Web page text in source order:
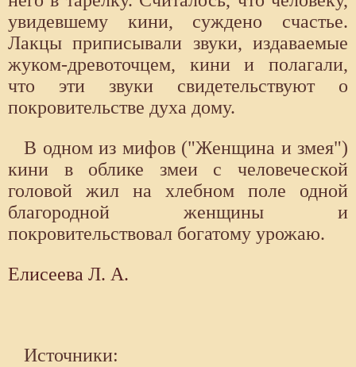
увидевшему кини, суждено счастье.
Лакцы приписывали звуки, издаваемые
жуком-древоточцем, кини и полагали,
что эти звуки свидетельствуют о
покровительстве духа дому.
В одном из мифов ("Женщина и змея")
кини в облике змеи с человеческой
головой жил на хлебном поле одной
благородной женщины и
покровительствовал богатому урожаю.
Елисеева Л. А.
Источники: